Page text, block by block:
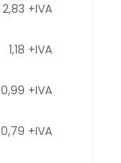
2,83 +IVA
1,18 +IVA
0,99 +IVA
0,79 +IVA